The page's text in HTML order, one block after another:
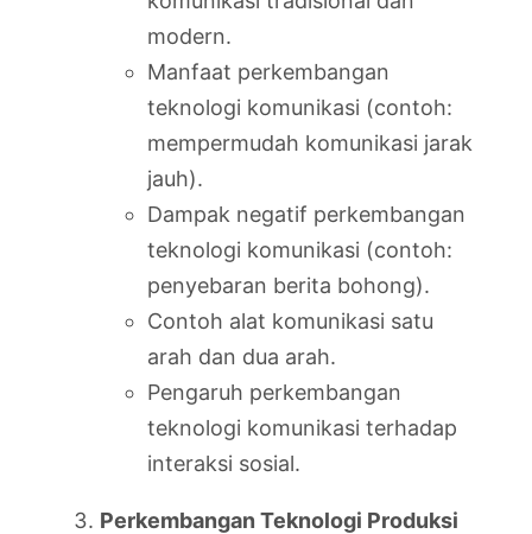
modern.
Manfaat perkembangan
teknologi komunikasi (contoh:
mempermudah komunikasi jarak
jauh).
Dampak negatif perkembangan
teknologi komunikasi (contoh:
penyebaran berita bohong).
Contoh alat komunikasi satu
arah dan dua arah.
Pengaruh perkembangan
teknologi komunikasi terhadap
interaksi sosial.
Perkembangan Teknologi Produksi